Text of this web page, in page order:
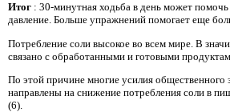
Итог : 30-минутная ходьба в день может помочь
давление. Больше упражнений помогает еще
Потребление соли высокое во всем мире. В
связано с обработанными и готовыми
По этой причине многие усилия общественного
направлены на снижение потребления соли в
(6).